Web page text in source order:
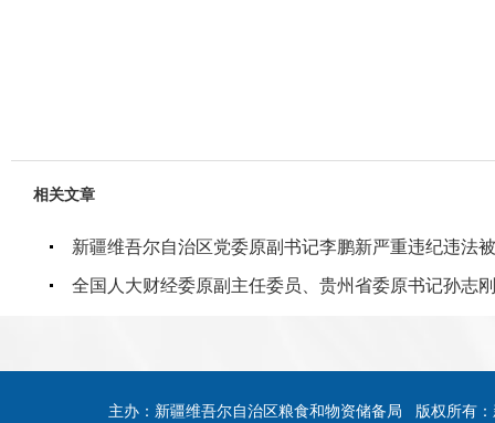
相关文章
新疆维吾尔自治区党委原副书记李鹏新严重违纪违法
全国人大财经委原副主任委员、贵州省委原书记孙志
主办：新疆维吾尔自治区粮食和物资储备局 版权所有